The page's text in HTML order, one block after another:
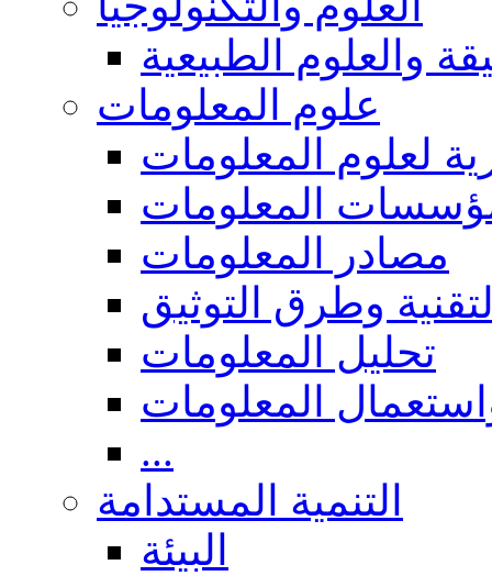
والعلوم الطبيعية
علوم المعلومات
لعلوم المعلومات
المعلومات
مصادر المعلومات
وطرق التوثيق
تحليل المعلومات
المعلومات
...
التنمية المستدامة
البيئة